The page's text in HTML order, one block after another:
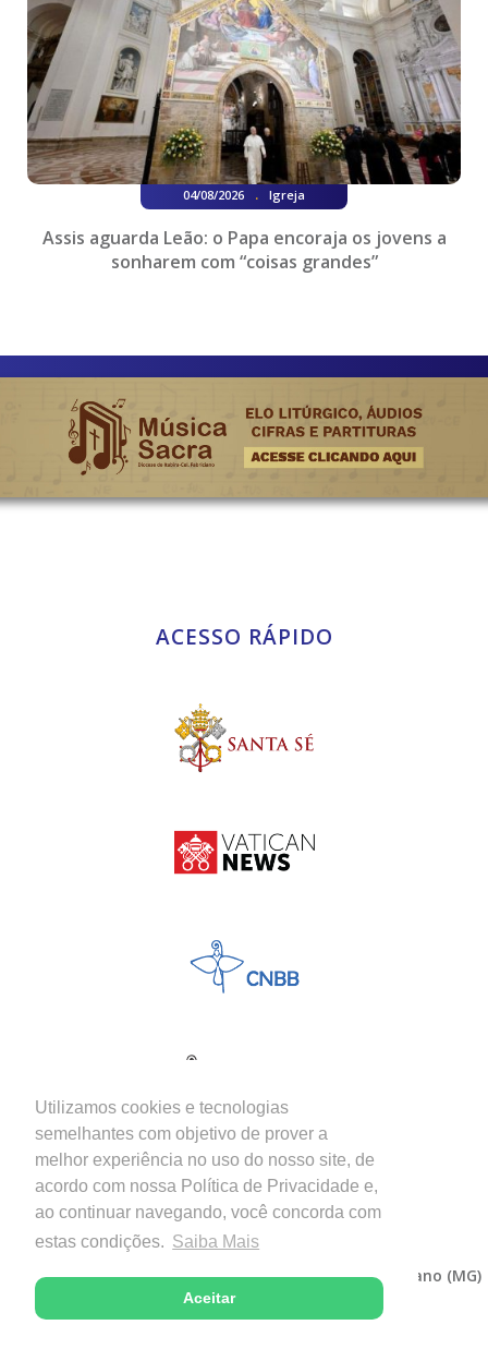
Utilizamos cookies e tecnologias
semelhantes com objetivo de prover a
melhor experiência no uso do nosso site, de
acordo com nossa Política de Privacidade e,
ao continuar navegando, você concorda com
estas condições. Saiba Mais
Aceitar
04/08/2026 . Igreja
Assis aguarda Leão: o Papa encoraja os jovens a
sonharem com “coisas grandes”
ACESSO RÁPIDO
Copyright © 2026 - Diocese de Itabira-Coronel Fabriciano (MG)
Desenvolvido com excelência por